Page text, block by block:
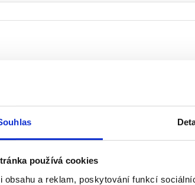
používá cookies
obsahu a reklam, poskytování funkcí
- letiště
- letiště